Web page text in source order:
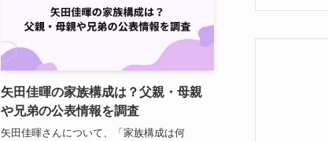
矢田佳暉の家族構成は？父親・母親
や兄弟の公表情報を調査
矢田佳暉さんについて、「家族構成は何